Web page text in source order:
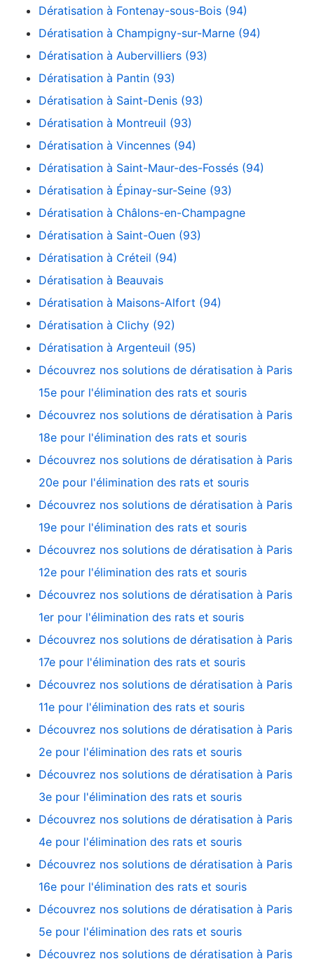
Dératisation à Fontenay-sous-Bois (94)
Dératisation à Champigny-sur-Marne (94)
Dératisation à Aubervilliers (93)
Dératisation à Pantin (93)
Dératisation à Saint-Denis (93)
Dératisation à Montreuil (93)
Dératisation à Vincennes (94)
Dératisation à Saint-Maur-des-Fossés (94)
Dératisation à Épinay-sur-Seine (93)
Dératisation à Châlons-en-Champagne
Dératisation à Saint-Ouen (93)
Dératisation à Créteil (94)
Dératisation à Beauvais
Dératisation à Maisons-Alfort (94)
Dératisation à Clichy (92)
Dératisation à Argenteuil (95)
Découvrez nos solutions de dératisation à Paris
15e pour l'élimination des rats et souris
Découvrez nos solutions de dératisation à Paris
18e pour l'élimination des rats et souris
Découvrez nos solutions de dératisation à Paris
20e pour l'élimination des rats et souris
Découvrez nos solutions de dératisation à Paris
19e pour l'élimination des rats et souris
Découvrez nos solutions de dératisation à Paris
12e pour l'élimination des rats et souris
Découvrez nos solutions de dératisation à Paris
1er pour l'élimination des rats et souris
Découvrez nos solutions de dératisation à Paris
17e pour l'élimination des rats et souris
Découvrez nos solutions de dératisation à Paris
11e pour l'élimination des rats et souris
Découvrez nos solutions de dératisation à Paris
2e pour l'élimination des rats et souris
Découvrez nos solutions de dératisation à Paris
3e pour l'élimination des rats et souris
Découvrez nos solutions de dératisation à Paris
4e pour l'élimination des rats et souris
Découvrez nos solutions de dératisation à Paris
16e pour l'élimination des rats et souris
Découvrez nos solutions de dératisation à Paris
5e pour l'élimination des rats et souris
Découvrez nos solutions de dératisation à Paris